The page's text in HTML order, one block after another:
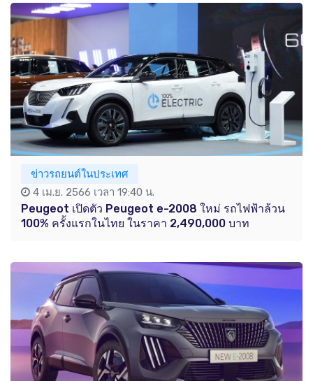
ข่าวรถยนต์ในประเทศ
4 เม.ย. 2566 เวลา 19:40 น.
Peugeot เปิดตัว Peugeot e-2008 ใหม่ รถไฟฟ้าล้วน
100% ครั้งแรกในไทย ในราคา 2,490,000 บาท